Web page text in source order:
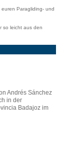
Paragliding- und
so leicht aus den
Andrés Sánchez
in der
Badajoz im